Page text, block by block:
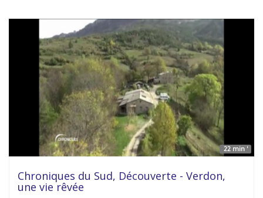
22 min '
Chroniques du Sud, Découverte - Verdon,
une vie rêvée